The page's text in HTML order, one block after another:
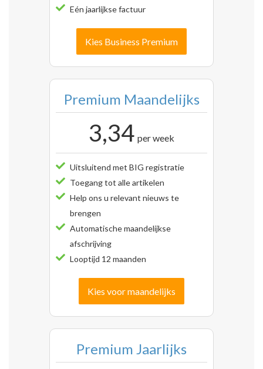
Eén jaarlijkse factuur
Kies Business Premium
Premium Maandelijks
3,34 per week
Uitsluitend met BIG registratie
Toegang tot alle artikelen
Help ons u relevant nieuws te
brengen
Automatische maandelijkse
afschrijving
Looptijd 12 maanden
Kies voor maandelijks
Premium Jaarlijks